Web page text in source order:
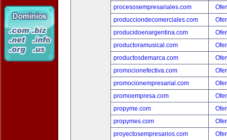
procesosempresariales.com
producciondecomerciales.com
producidoenargentina.com
productoramusical.com
productosdemarca.com
promocionefectiva.com
promocionempresarial.com
promoempresa.com
propyme.com
propymes.com
proyectosempresarios.com